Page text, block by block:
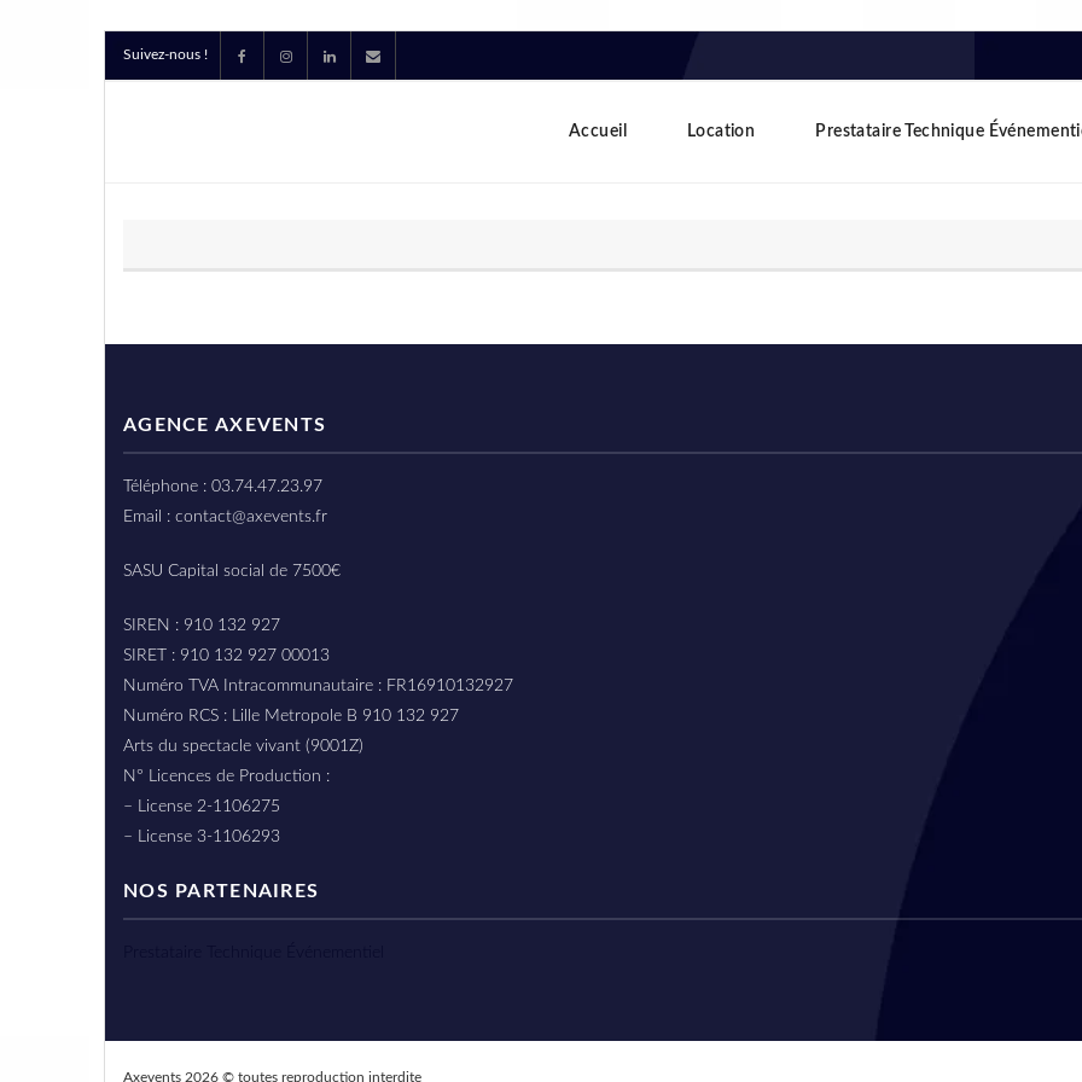
Suivez-nous !
Accueil Location Prestataire Technique
AGENCE AXEVENTS
Téléphone : 03.74.47.23.97
Email : contact@axevents.fr
SASU Capital social de 7500€
SIREN : 910 132 927
SIRET : 910 132 927 00013
Numéro TVA Intracommunautaire : FR16910132927
Numéro RCS : Lille Metropole B 910 132 927
Arts du spectacle vivant (9001Z)
N° Licences de Production :
– License 2-1106275
– License 3-1106293
NOS PARTENAIRES
Axevents 2026 © toutes reproduction interdite